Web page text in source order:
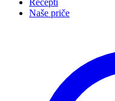
Recepti
Naše priče